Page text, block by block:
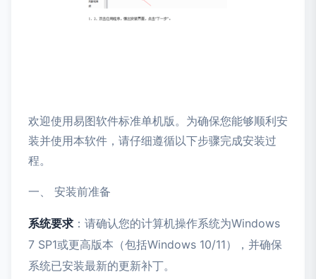
欢迎使用易图软件标准单机版。为确保您能够顺利安
装并使用本软件，请仔细遵循以下步骤完成安装过
程。
一、 安装前准备
系统要求 ：请确认您的计算机操作系统为Windows
7 SP1或更高版本（包括Windows 10/11），并确保
系统已安装最新的更新补丁。